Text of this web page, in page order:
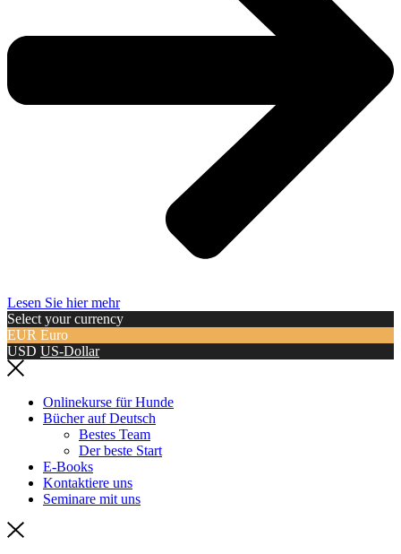
Lesen Sie hier mehr
Select your currency
EUR Euro
USD US-Dollar
Onlinekurse für Hunde
Bücher auf Deutsch
Bestes Team
Der beste Start
E-Books
Kontaktiere uns
Seminare mit uns